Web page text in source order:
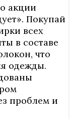
акции
Покупай
всех
в составе
что
одежды.
проблем и